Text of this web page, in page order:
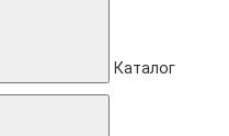
Каталог